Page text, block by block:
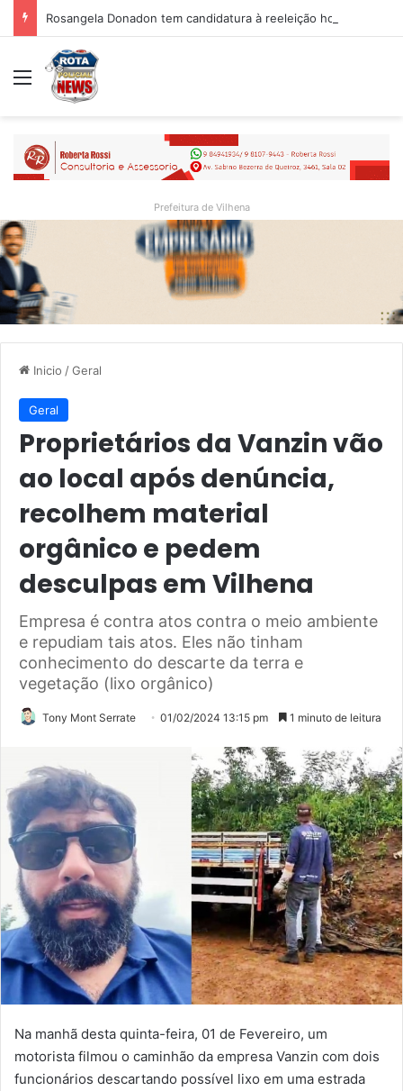
Menu
Prefeitura de Vilhena
Inicio /Geral
Geral
Proprietários da Vanzin vão
ao local após denúncia,
recolhem material
orgânico e pedem
desculpas em Vilhena
Empresa é contra atos contra o meio ambiente
e repudiam tais atos. Eles não tinham
conhecimento do descarte da terra e
vegetação (lixo orgânico)
Tony Mont Serrate 01/02/2024 13:15 pm 1 minuto de leitura
Na manhã desta quinta-feira, 01 de Fevereiro, um
motorista filmou o caminhão da empresa Vanzin com dois
funcionários descartando possível lixo em uma estrada